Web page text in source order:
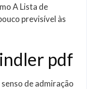
A Lista de
previsível às
pdf
de admiração